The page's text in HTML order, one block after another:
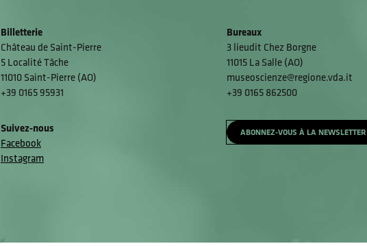
Billetterie
Château de Saint-Pierre
5 Localité Tâche
11010 Saint-Pierre (AO)
+39 0165 95931
Bureaux
3 lieudit Chez Borgne
11015 La Salle (AO)
museoscienze@regione.vda.it
+39 0165 862500
Suivez-nous
Facebook
Instagram
ABONNEZ-VOUS À LA NEWSLETTER